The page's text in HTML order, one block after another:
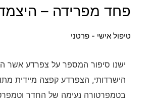
פחד מפרידה –
טיפול אישי - פרטני
ישנו סיפור המספר על צפרדע אשר
הישרדותי, הצפרדע קפצה מיידית
בטמפרטורה נעימה של החדר